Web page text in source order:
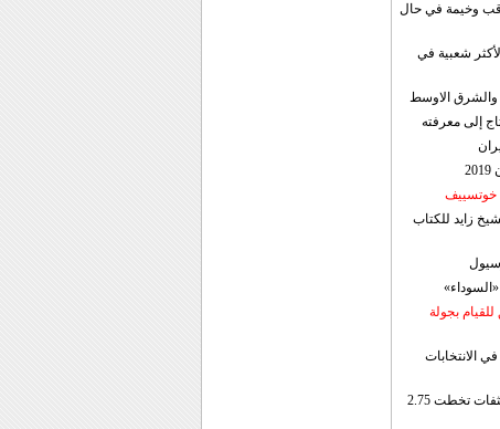
وخيمة في حال
شعبية في
والشرق الاوسط
إلى معرفته
خوتسييف
زايد للكتاب
«السوداء»
بجولة
الانتخابات
إيران: الصادرات الشهریة للنفط والمكثفات تخطت 2.75